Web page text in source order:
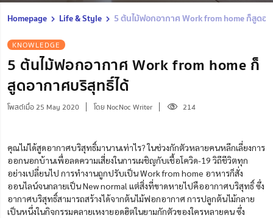
Homepage Life & Style 5 ต้นไม้ฟอกอากาศ Work from home ก็สูดอ
KNOWLEDGE
5 ต้นไม้ฟอกอากาศ Work from home ก็
สูดอากาศบริสุทธิ์ได้
โพสต์เมื่อ 25 May 2020 โดย NocNoc Writer 214
คุณไม่ได้สูดอากาศบริสุทธิ์มานานเท่าไร? ในช่วงกักตัวหลายคนหลีกเลี่ยงการ
ออกนอกบ้านเพื่อลดความเสี่ยงในการเผชิญกับเชื้อโควิด-19 วิถีชีวิตทุก
อย่างเปลี่ยนไป การทำงานถูกปรับเป็น Work from home อาหารก็สั่ง
ออนไลน์จนกลายเป็น New normal แต่สิ่งที่ขาดหายไปคืออากาศบริสุทธิ์ ซึ่ง
อากาศบริสุทธิ์สามารถสร้างได้จากต้นไม้ฟอกอากาศ การปลูกต้นไม้กลาย
เป็นหนึ่งในกิจกรรมคลายเหงายอดฮิตในยามกักตัวของใครหลายคน ซึ่ง